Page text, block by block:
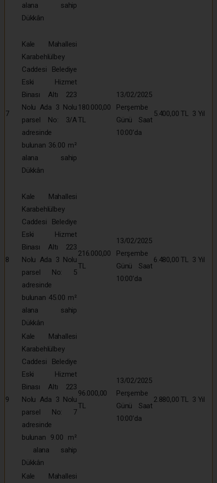
alana sahip
Dükkân
7
Kale Mahallesi
Karabehlülbey
Caddesi Belediye
Eski Hizmet
Binası Altı 223
Nolu Ada 3 Nolu
parsel No: 3/A
adresinde
bulunan 36.00 m²
alana sahip
Dükkân
180.000,00
TL
13/02/2025
Perşembe
Günü Saat
10:00’da
5.400,00 TL 3 Yıl
8
Kale Mahallesi
Karabehlülbey
Caddesi Belediye
Eski Hizmet
Binası Altı 223
Nolu Ada 3 Nolu
parsel No: 5
adresinde
bulunan 45.00 m²
alana sahip
Dükkân
216.000,00
TL
13/02/2025
Perşembe
Günü Saat
10:00’da
6.480,00 TL 3 Yıl
9
Kale Mahallesi
Karabehlülbey
Caddesi Belediye
Eski Hizmet
Binası Altı 223
Nolu Ada 3 Nolu
parsel No: 7
adresinde
bulunan 9.00 m²
alana sahip
Dükkân
96.000,00
TL
13/02/2025
Perşembe
Günü Saat
10:00’da
2.880,00 TL 3 Yıl
Kale Mahallesi